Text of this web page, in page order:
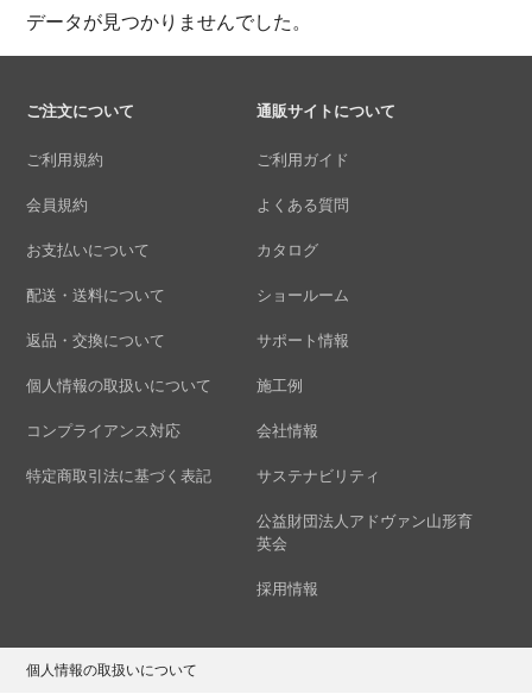
データが見つかりませんでした。
ご注文について
ご利用規約
会員規約
お支払いについて
配送・送料について
返品・交換について
個人情報の取扱いについて
コンプライアンス対応
特定商取引法に基づく表記
通販サイトについて
ご利用ガイド
よくある質問
カタログ
ショールーム
サポート情報
施工例
会社情報
サステナビリティ
公益財団法人アドヴァン山形育
英会
採用情報
個人情報の取扱いについて